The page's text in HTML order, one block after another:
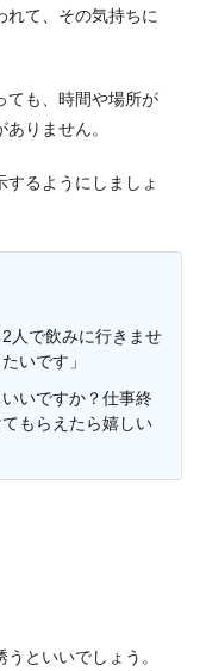
れて、その気持ちに
ても、時間や場所が
りません。
るようにしましょ
人で飲みに行きませ
いです」
いですか？仕事終
もらえたら嬉しい
といいでしょう。